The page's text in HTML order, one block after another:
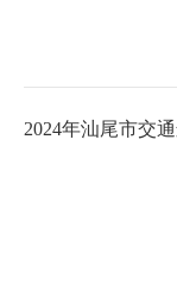
2024年汕尾市交